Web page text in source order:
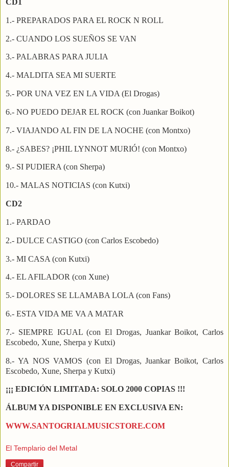
CD1
1.- PREPARADOS PARA EL ROCK N ROLL
2.- CUANDO LOS SUEÑOS SE VAN
3.- PALABRAS PARA JULIA
4.- MALDITA SEA MI SUERTE
5.- POR UNA VEZ EN LA VIDA (El Drogas)
6.- NO PUEDO DEJAR EL ROCK (con Juankar Boikot)
7.- VIAJANDO AL FIN DE LA NOCHE (con Montxo)
8.- ¿SABES? ¡PHIL LYNNOT MURIÓ! (con Montxo)
9.- SI PUDIERA (con Sherpa)
10.- MALAS NOTICIAS (con Kutxi)
CD2
1.- PARDAO
2.- DULCE CASTIGO (con Carlos Escobedo)
3.- MI CASA (con Kutxi)
4.- EL AFILADOR (con Xune)
5.- DOLORES SE LLAMABA LOLA (con Fans)
6.- ESTA VIDA ME VA A MATAR
7.- SIEMPRE IGUAL (con El Drogas, Juankar Boikot, Carlos
Escobedo, Xune, Sherpa y Kutxi)
8.- YA NOS VAMOS (con El Drogas, Juankar Boikot, Carlos
Escobedo, Xune, Sherpa y Kutxi)
¡¡¡ EDICIÓN LIMITADA: SOLO 2000 COPIAS !!!
ÁLBUM YA DISPONIBLE EN EXCLUSIVA EN:
WWW.SANTOGRIALMUSICSTORE.COM
El Templario del Metal
Compartir